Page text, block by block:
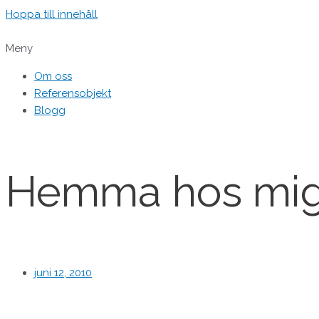
Hoppa till innehåll
Meny
Om oss
Referensobjekt
Blogg
Hemma hos
juni 12, 2010